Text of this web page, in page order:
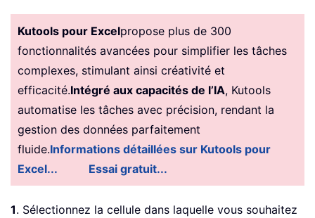
Kutools pour Excelpropose plus de 300
fonctionnalités avancées pour simplifier les tâches
complexes, stimulant ainsi créativité et
efficacité.Intégré aux capacités de l’IA, Kutools
automatise les tâches avec précision, rendant la
gestion des données parfaitement
fluide.Informations détaillées sur Kutools pour
Excel...
Essai gratuit...
1. Sélectionnez la cellule dans laquelle vous souhaitez